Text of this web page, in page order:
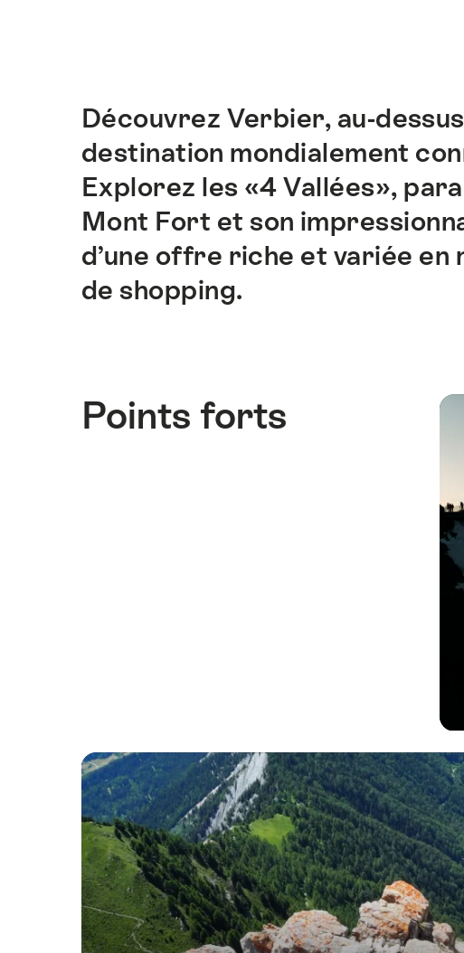
points
forts
sur
cette
page.
Introduction
Découvrez Verbier, au-
destination mondialement
Explorez les «4 Vallées»,
Mont Fort et son
d’une offre riche et variée
de shopping.
Points forts